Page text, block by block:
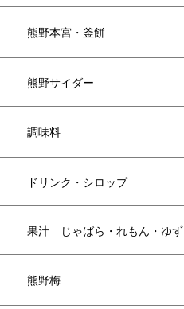
熊野本宮・釜餅
熊野サイダー
調味料
ドリンク・シロップ
果汁 じゃばら・れもん・ゆず
熊野梅